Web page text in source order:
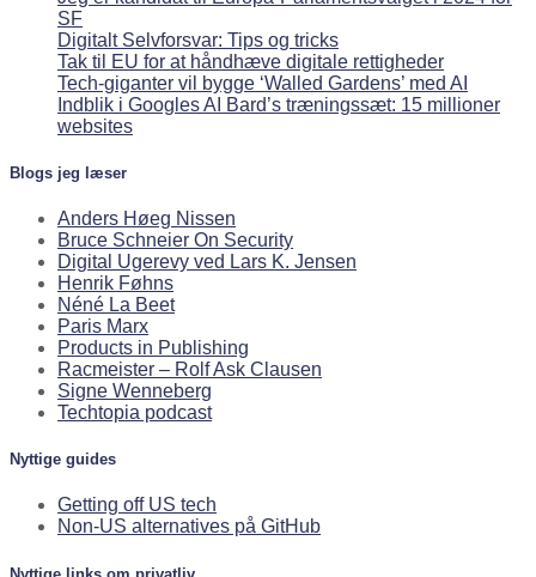
SF
Digitalt Selvforsvar: Tips og tricks
Tak til EU for at håndhæve digitale rettigheder
Tech-giganter vil bygge ‘Walled Gardens’ med AI
Indblik i Googles AI Bard’s træningssæt: 15 millioner
websites
Blogs jeg læser
Anders Høeg Nissen
Bruce Schneier On Security
Digital Ugerevy ved Lars K. Jensen
Henrik Føhns
Néné La Beet
Paris Marx
Products in Publishing
Racmeister – Rolf Ask Clausen
Signe Wenneberg
Techtopia podcast
Nyttige guides
Getting off US tech
Non-US alternatives på GitHub
Nyttige links om privatliv